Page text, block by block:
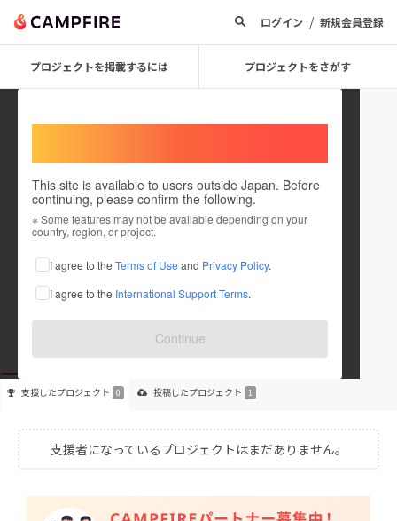
ログイン / 新規会員登録
プロジェクトを掲載するには プロジェクトをさがす
This site is available to users outside Japan. Before
continuing, please confirm the following.
※ Some features may not be available depending on your
country, region, or project.
I agree to the Terms of Use and Privacy Policy.
I agree to the International Support Terms.
Continue
susurukasusuranka00
これまでに1件のプロジェクトを投稿しています
在住国：未設定
出身国：未設定
支援したプロジェクト 0 投稿したプロジェクト 1
支援者になっているプロジェクトはまだありません。